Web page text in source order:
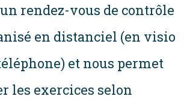
rendez-vous de contrôle
en distanciel (en visio
et nous permet
les exercices selon